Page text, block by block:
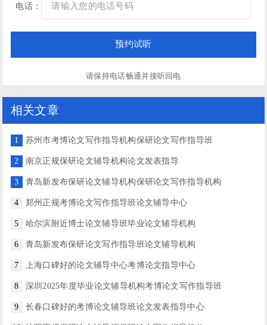
电话：
请保持电话畅通并接听回电
相关文章
1 苏州市考博论文写作指导机构保研论文写作指导班
2 南京正规保研论文辅导机构论文发表指导
3 青岛新发布保研论文辅导机构保研论文写作指导机构
4 郑州正规考博论文写作指导班论文辅导中心
5 哈尔滨附近博士论文辅导班毕业论文辅导机构
6 青岛新发布保研论文写作指导班论文辅导机构
7 上海口碑好的论文辅导中心考博论文指导中心
8 深圳2025年度毕业论文辅导机构考博论文写作指导班
9 长春口碑好的考博论文辅导班论文发表指导中心